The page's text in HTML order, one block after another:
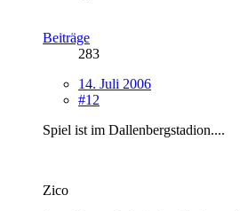
Beiträge
283
14. Juli 2006
#12
Spiel ist im Dallenbergstadion....
Zico